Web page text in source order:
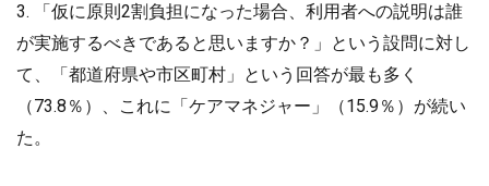
3. 「仮に原則2割負担になった場合、利用者への説明は誰
が実施するべきであると思いますか？」という設問に対し
て、「都道府県や市区町村」という回答が最も多く
（73.8％）、これに「ケアマネジャー」（15.9％）が続い
た。